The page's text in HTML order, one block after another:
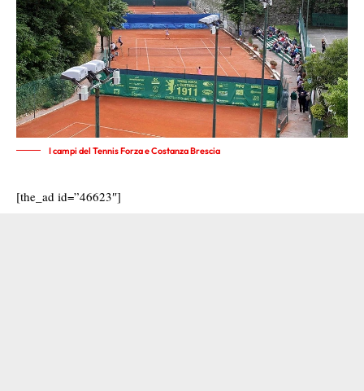
I campi del Tennis Forza e Costanza Brescia
[the_ad id=”46623″]